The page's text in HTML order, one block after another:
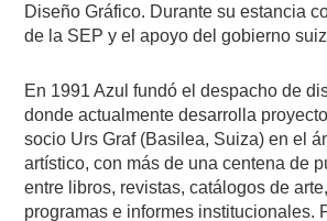
Diseño Gráfico. Durante su estancia
de la SEP y el apoyo del gobierno
En 1991 Azul fundó el despacho de
donde actualmente desarrolla
socio Urs Graf (Basilea, Suiza) en el
artístico, con más de una centena de
entre libros, revistas, catálogos de
programas e informes institucionales.